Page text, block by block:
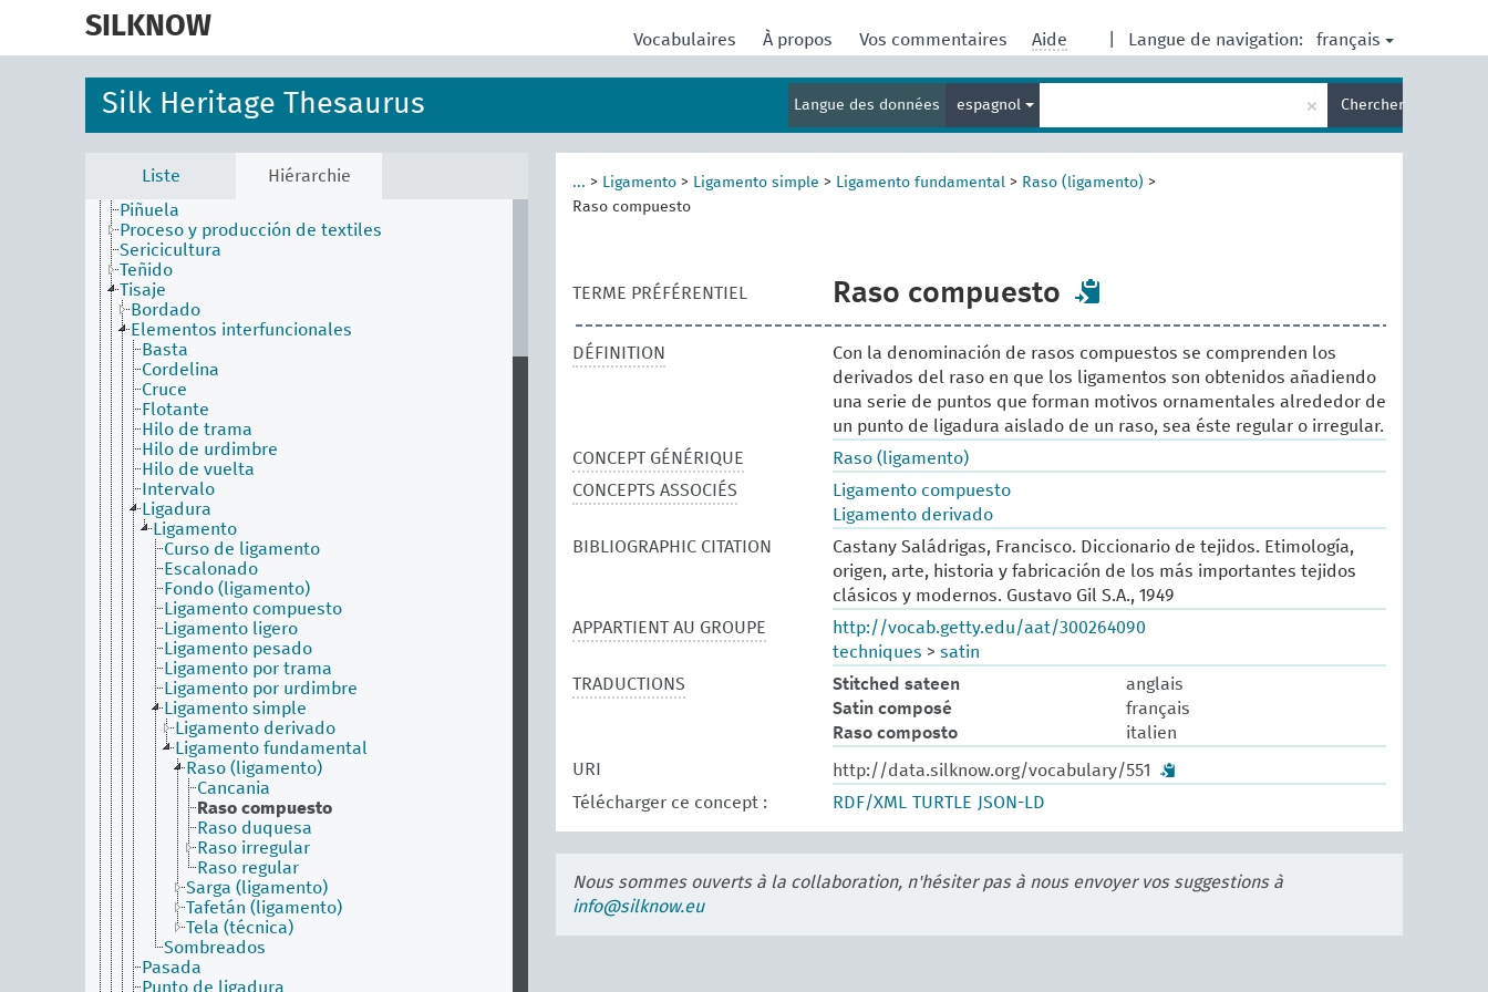
SILKNOW Langue de navigation: français
Vocabulaires À propos Vos commentaires Aide
Silk Heritage Thesaurus Langue des données espagnol
terme
de
recherche
× Chercher
Liste Hiérarchie
Batido de la seda
Batik
Dejado
Estampar
Hilatura (hilo discontinuo)
Hilatura (técnica)
Matizado (técnica)
Piñuela
Proceso y producción de textiles
Sericicultura
Teñido
Tisaje
Bordado
Elementos interfuncionales
Basta
Cordelina
Cruce
Flotante
Hilo de trama
Hilo de urdimbre
Hilo de vuelta
Intervalo
Ligadura
Ligamento
Curso de ligamento
Escalonado
Fondo (ligamento)
Ligamento compuesto
Ligamento ligero
Ligamento pesado
Ligamento por trama
Ligamento por urdimbre
Ligamento simple
Ligamento derivado
Ligamento fundamental
Raso (ligamento)
Cancania
Raso compuesto
Raso duquesa
Raso irregular
Raso regular
Sarga (ligamento)
Tafetán (ligamento)
Tela (técnica)
Sombreados
Pasada
Punto de ligadura
... > Ligamento > Ligamento simple > Ligamento fundamental > Raso (ligamento) >
Raso compuesto
TERME PRÉFÉRENTIEL Raso compuesto
DÉFINITION
Con la denominación de rasos compuestos se comprenden los
derivados del raso en que los ligamentos son obtenidos añadiendo
una serie de puntos que forman motivos ornamentales alrededor de
un punto de ligadura aislado de un raso, sea éste regular o irregular.
CONCEPT GÉNÉRIQUE
Raso (ligamento)
CONCEPTS ASSOCIÉS
Ligamento compuesto
Ligamento derivado
BIBLIOGRAPHIC CITATION
Castany Saládrigas, Francisco. Diccionario de tejidos. Etimología,
origen, arte, historia y fabricación de los más importantes tejidos
clásicos y modernos. Gustavo Gil S.A., 1949
APPARTIENT AU GROUPE
http://vocab.getty.edu/aat/300264090
techniques > satin
TRADUCTIONS
Stitched sateen
anglais
Satin composé
français
Raso composto
italien
URI
http://data.silknow.org/vocabulary/551
Télécharger ce concept :
RDF/XML TURTLE JSON-LD
Nous sommes ouverts à la collaboration, n'hésiter pas à nous envoyer vos suggestions à
info@silknow.eu